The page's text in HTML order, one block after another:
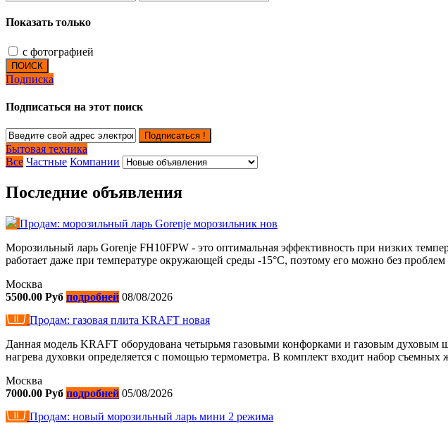
Показать только
с фотографией
ПОИСК
Подписка
Подписаться на этот поиск
Подписаться !
Бытовая техника
Все Частные Компании
Последние объявления
Продам: морозильный ларь Gorenje морозильник нов
Морозильный ларь Gorenje FH10FPW - это оптимальная эффективность при низких
работает даже при температуре окружающей среды -15°C, поэтому его можно без
Москва
5500.00 Руб подробней 08/08/2026
Продам: газовая плита KRAFT новая
Данная модель KRAFT оборудована четырьмя газовыми конфорками и газовым
нагрева духовки определяется с помощью термометра. В комплект входит набор съемных
Москва
7000.00 Руб подробней 05/08/2026
Продам: новый морозильный ларь мини 2 режима